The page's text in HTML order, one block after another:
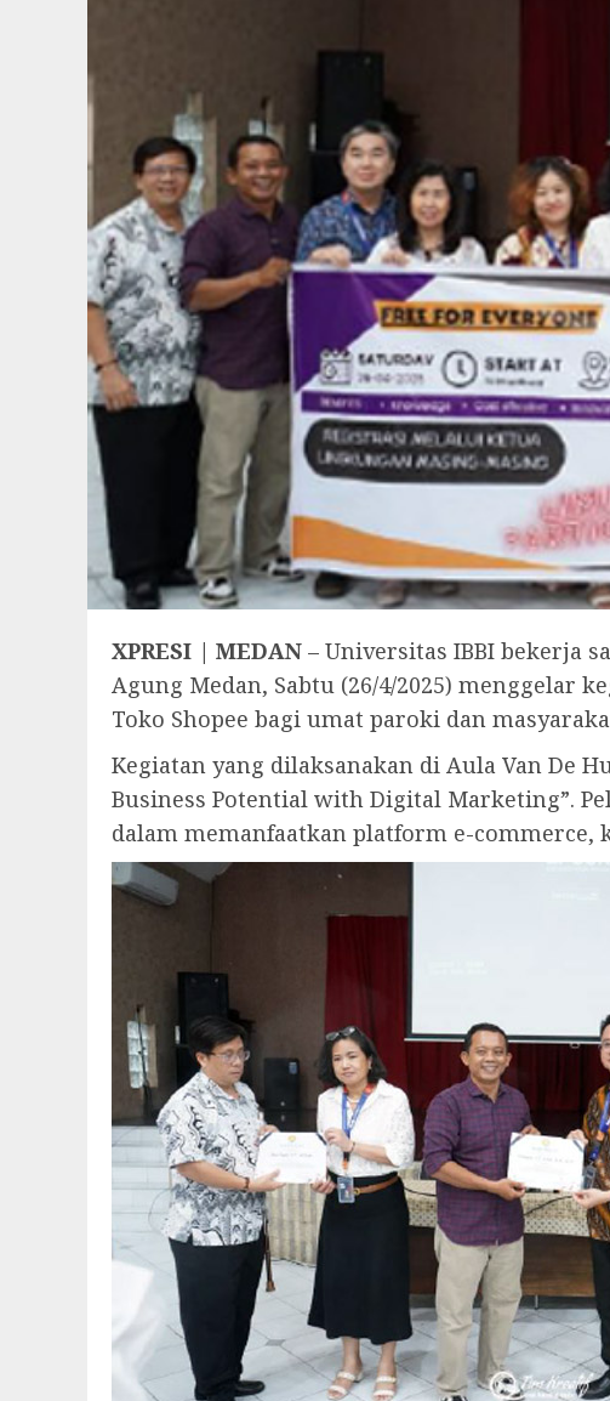
XPRESI | MEDAN – Universitas IBBI bekerja
Agung Medan, Sabtu (26/4/2025) menggelar
Toko Shopee bagi umat paroki dan
Kegiatan yang dilaksanakan di Aula Van De
Business Potential with Digital Marketing”.
dalam memanfaatkan platform e-commerce,